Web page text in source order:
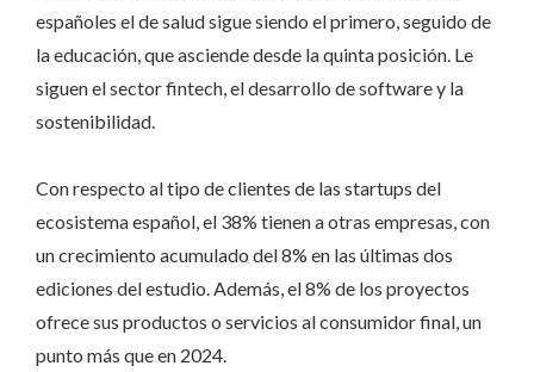
españoles el de salud sigue siendo el primero, seguido de
la educación, que asciende desde la quinta posición. Le
siguen el sector fintech, el desarrollo de software y la
sostenibilidad.
Con respecto al tipo de clientes de las startups del
ecosistema español, el 38% tienen a otras empresas, con
un crecimiento acumulado del 8% en las últimas dos
ediciones del estudio. Además, el 8% de los proyectos
ofrece sus productos o servicios al consumidor final, un
punto más que en 2024.